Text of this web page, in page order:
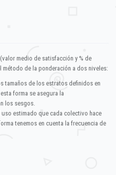
medio de satisfacción y % de
de la ponderación a dos niveles:
tamaños de los estratos definidos en
forma se asegura la
los sesgos.
estimado que cada colectivo hace
tenemos en cuenta la frecuencia de